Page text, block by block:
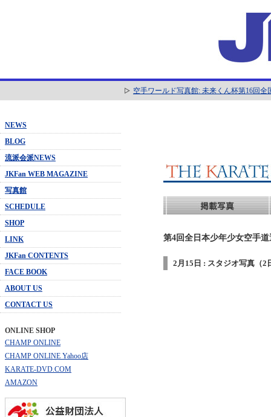
空手ワールド写真館: 未来くん杯第16回
NEWS
BLOG
流派会派NEWS
JKFan WEB MAGAZINE
写真館
SCHEDULE
SHOP
LINK
JKFan CONTENTS
FACE BOOK
ABOUT US
CONTACT US
ONLINE SHOP
CHAMP ONLINE
CHAMP ONLINE Yahoo店
KARATE-DVD.COM
AMAZON
第4回全日本少年少女空手
2月15日 : スタジオ写真（2